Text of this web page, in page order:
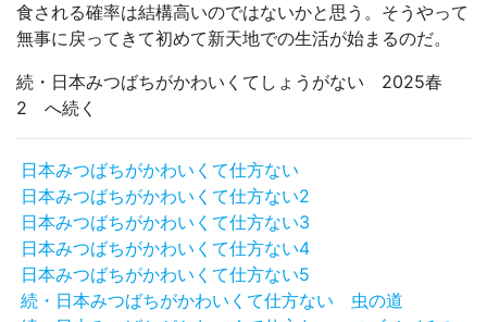
食される確率は結構高いのではないかと思う。そうやって
無事に戻ってきて初めて新天地での生活が始まるのだ。
続・日本みつばちがかわいくてしょうがない 2025春
2 へ続く
日本みつばちがかわいくて仕方ない
日本みつばちがかわいくて仕方ない2
日本みつばちがかわいくて仕方ない3
日本みつばちがかわいくて仕方ない4
日本みつばちがかわいくて仕方ない5
続・日本みつばちがかわいくて仕方ない 虫の道